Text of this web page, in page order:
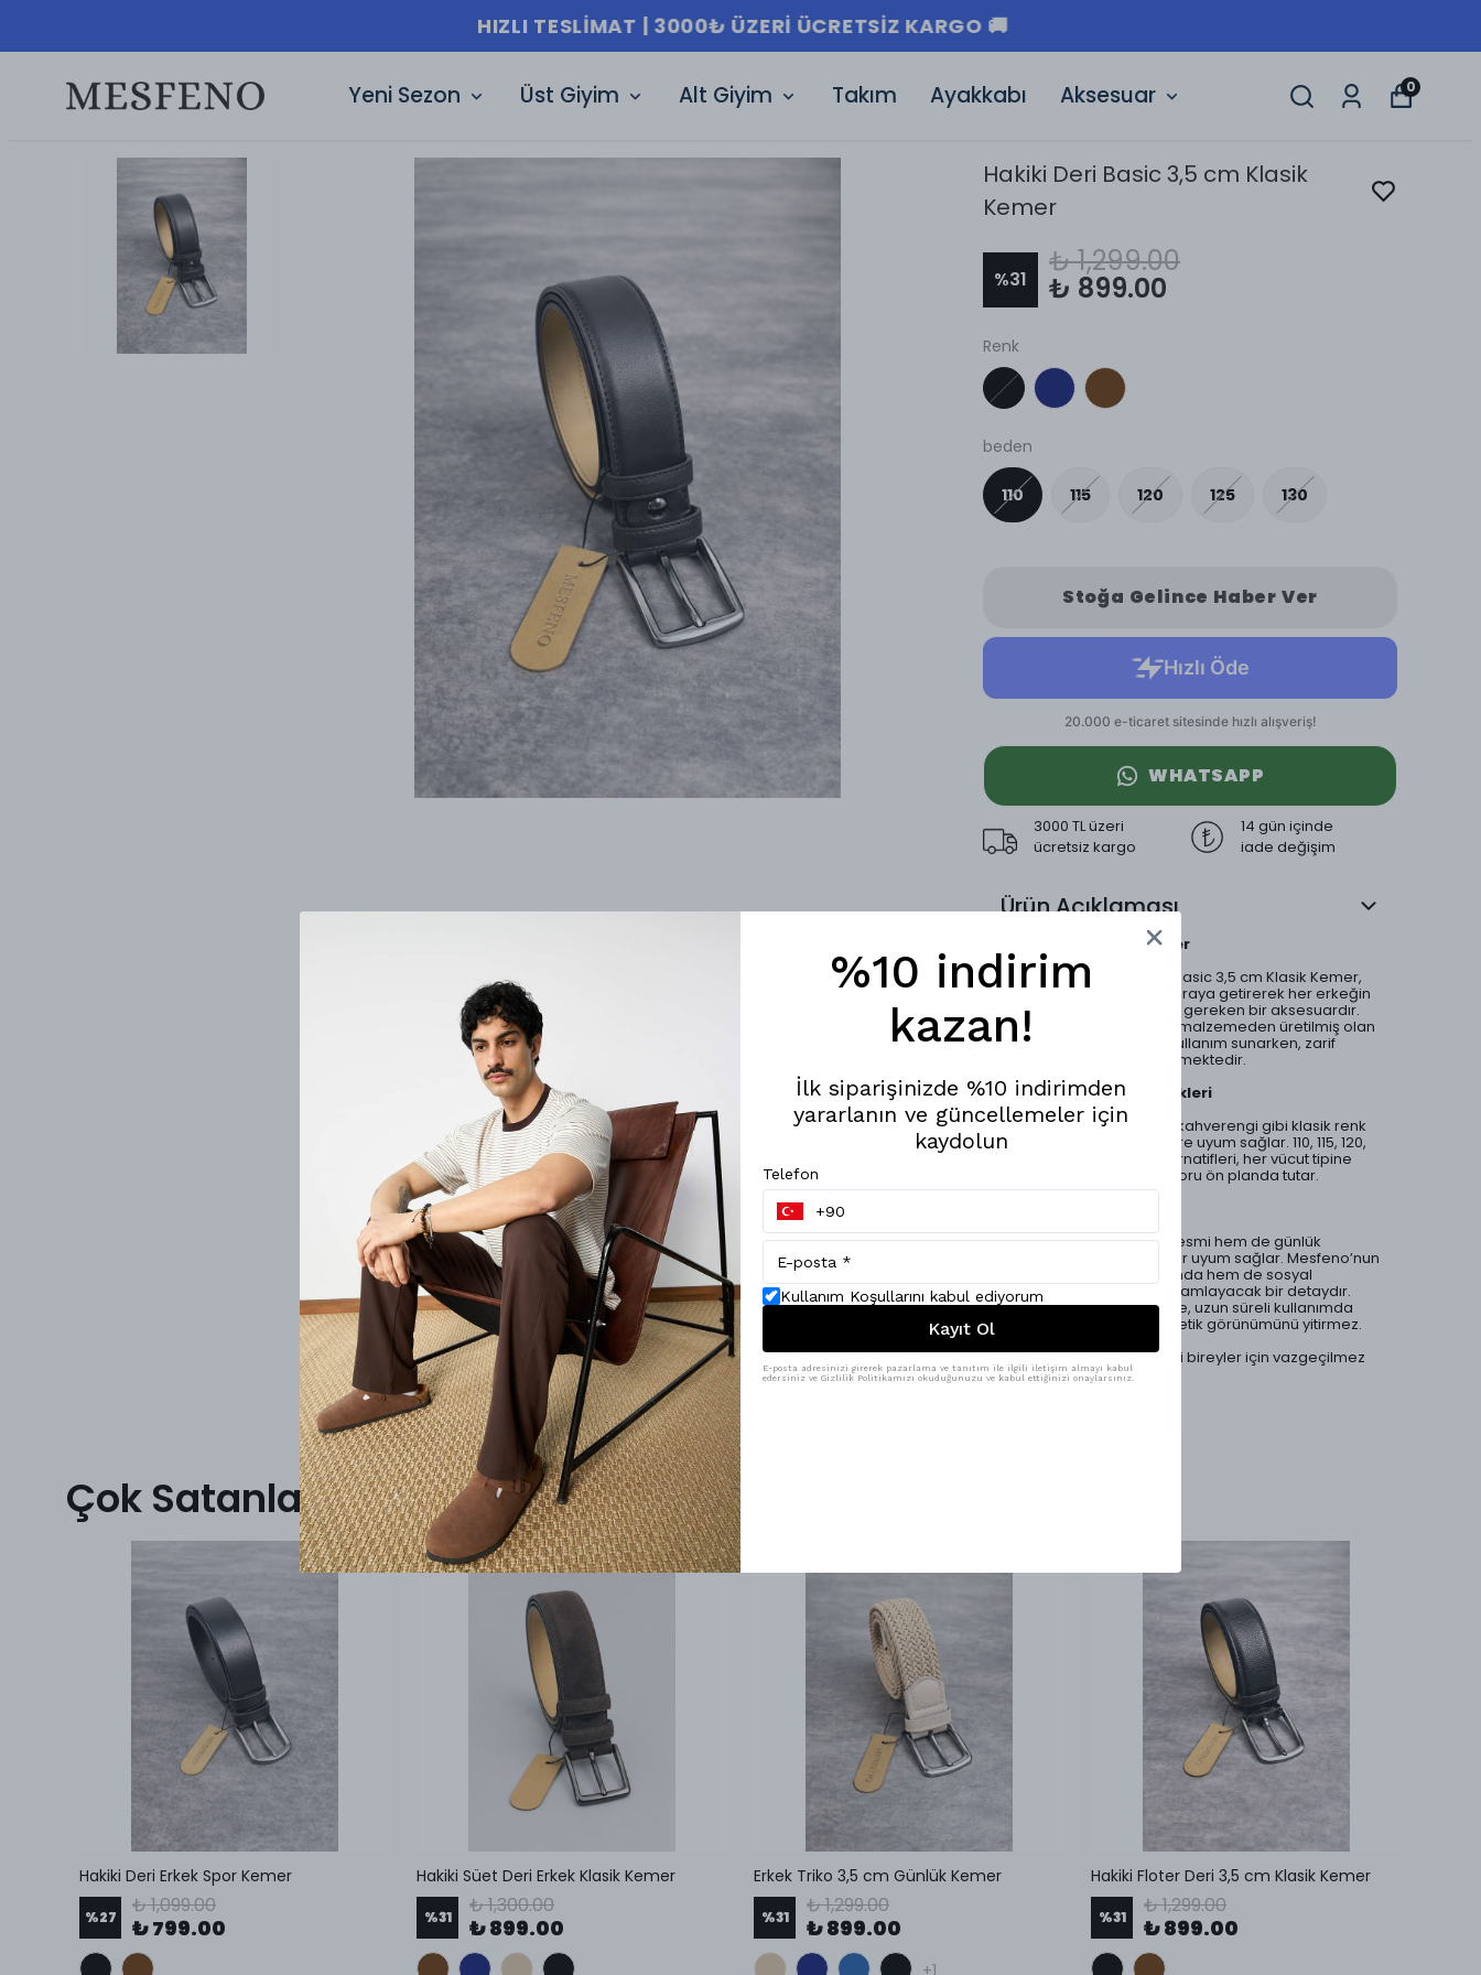
HIZLI TESLIMAT | 3000₺ ÜZERI ÜCRETSIZ KARGO 🚚
Yeni Sezon Üst Giyim Alt Giyim Takım Ayakkabı Aksesuar 0
Hakiki Deri Basic 3,5 cm Klasik
Kemer
%31
₺ 1,299.00
₺ 899.00
Renk
beden
110 115 120 125 130
Stoğa Gelince Haber Ver
WHATSAPP
3000 TL üzeri
ücretsiz kargo
14 gün içinde
iade değişim
Ürün Açıklaması
Hakiki Deri Klasik Kemer
Mesfeno’nun Hakiki Deri Basic 3,5 cm Klasik Kemer,
şıklığı ve dayanıklılığı bir araya getirerek her erkeğin
gardırobunda yer alması gereken bir aksesuardır.
Yüksek kaliteli hakiki deri malzemeden üretilmiş olan
bu kemer, uzun ömürlü kullanım sunarken, zarif
tasarımı ile de dikkat çekmektedir.
Renk ve Beden Seçenekleri
Kemer, siyah, lacivert ve kahverengi gibi klasik renk
seçenekleri ile farklı stillere uyum sağlar. 110, 115, 120,
125 ve 130 cm beden alternatifleri, her vücut tipine
uygun bir fit sunarak konforu ön planda tutar.
3,5 cm genişliği ile hem resmi hem de günlük
kıyafetlerle mükemmel bir uyum sağlar. Mesfeno’nun
bu kemeri, hem iş hayatında hem de sosyal
ortamlarda şıklığınızı tamamlayacak bir detaydır.
Dayanıklı yapısı sayesinde, uzun süreli kullanımda
bile formunu korur ve estetik görünümünü yitirmez.
Bu klasik kemer, stil sahibi bireyler için vazgeçilmez
bir aksesuardır.
Çok Satanlar
Hakiki Deri Erkek Spor Kemer
%27 ₺ 1,099.00
₺ 799.00
Hakiki Süet Deri Erkek Klasik Kemer
%31 ₺ 1,300.00
₺ 899.00
Erkek Triko 3,5 cm Günlük Kemer
%31 ₺ 1,299.00
₺ 899.00
+1
Hakiki Floter Deri 3,5 cm Klasik Kemer
%31 ₺ 1,299.00
₺ 899.00
%10 indirim
kazan!
İlk siparişinizde %10 indirimden
yararlanın ve güncellemeler için
kaydolun
Telefon
Kullanım Koşullarını kabul ediyorum
Kayıt Ol
E-posta adresinizi girerek pazarlama ve tanıtım ile ilgili iletişim almayı kabul
edersiniz ve Gizlilik Politikamızı okuduğunuzu ve kabul ettiğinizi onaylarsınız.